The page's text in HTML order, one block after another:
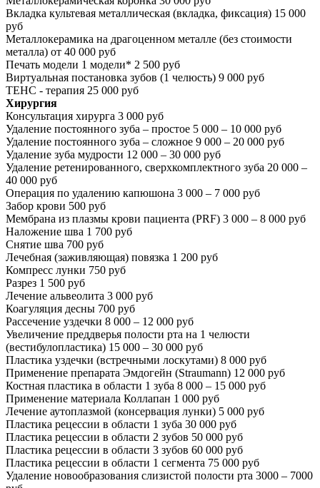
Вкладка культевая металлическая (вкладка, фиксация) 15 000
руб
Металлокерамика на драгоценном металле (без стоимости
металла) от 40 000 руб
Печать модели 1 модели* 2 500 руб
Виртуальная постановка зубов (1 челюсть) 9 000 руб
ТЕНС - терапия 25 000 руб
Хирургия
Консультация хирурга 3 000 руб
Удаление постоянного зуба – простое 5 000 – 10 000 руб
Удаление постоянного зуба – сложное 9 000 – 20 000 руб
Удаление зуба мудрости 12 000 – 30 000 руб
Удаление ретенированного, сверхкомплектного зуба 20 000 –
40 000 руб
Операция по удалению капюшона 3 000 – 7 000 руб
Забор крови 500 руб
Мембрана из плазмы крови пациента (PRF) 3 000 – 8 000 руб
Наложение шва 1 700 руб
Снятие шва 700 руб
Лечебная (заживляющая) повязка 1 200 руб
Компресс лунки 750 руб
Разрез 1 500 руб
Лечение альвеолита 3 000 руб
Коагуляция десны 700 руб
Рассечение уздечки 8 000 – 12 000 руб
Увеличение преддверья полости рта на 1 челюсти
(вестибулопластика) 15 000 – 30 000 руб
Пластика уздечки (встречными лоскутами) 8 000 руб
Применение препарата Эмдогейн (Straumann) 12 000 руб
Костная пластика в области 1 зуба 8 000 – 15 000 руб
Применение материала Коллапан 1 000 руб
Лечение аутоплазмой (консервация лунки) 5 000 руб
Пластика рецессии в области 1 зуба 30 000 руб
Пластика рецессии в области 2 зубов 50 000 руб
Пластика рецессии в области 3 зубов 60 000 руб
Пластика рецессии в области 1 сегмента 75 000 руб
Удаление новообразования слизистой полости рта 3000 – 7000